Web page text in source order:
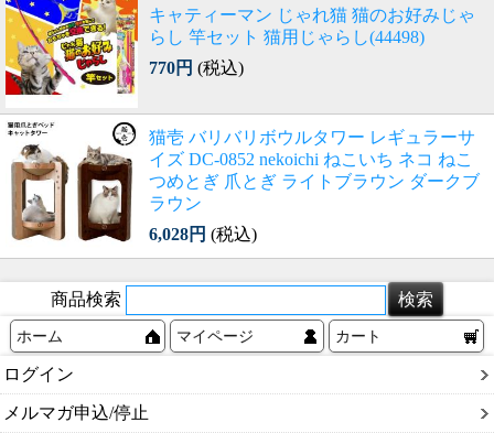
キャティーマン じゃれ猫 猫のお好みじゃ
らし 竿セット 猫用じゃらし(44498)
770円 (税込)
猫壱 バリバリボウルタワー レギュラーサ
イズ DC-0852 nekoichi ねこいち ネコ ねこ
つめとぎ 爪とぎ ライトブラウン ダークブ
ラウン
6,028円 (税込)
商品検索
ホーム マイページ カート
ログイン
メルマガ申込/停止